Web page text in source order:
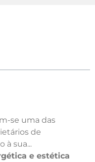
se uma das
de
à sua...
e estética